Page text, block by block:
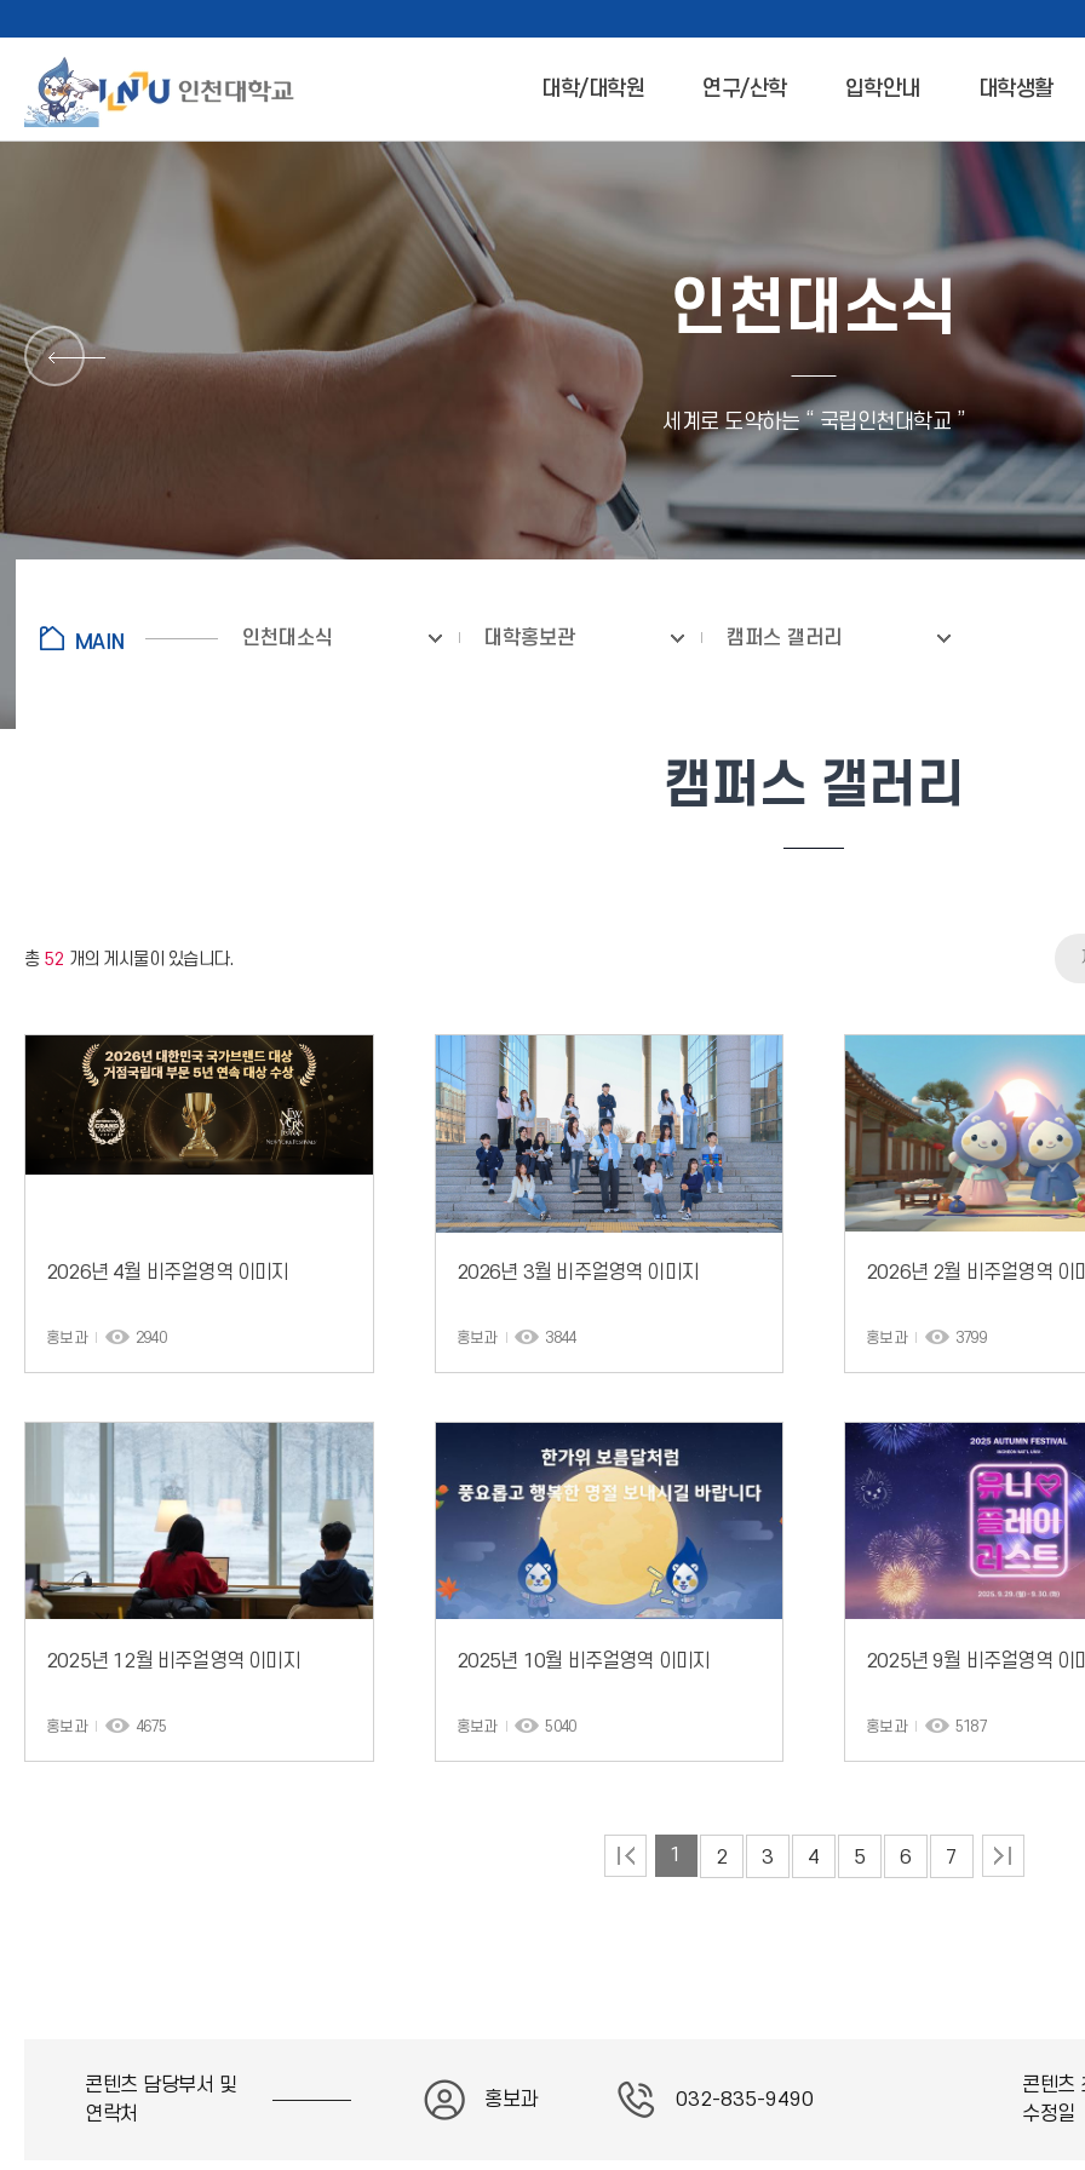
대학/대학원 연구/산학 입학안내 대학생활
인천대소식
세계로 도약하는 “ 국립인천대학교 ”
인천대소식 대학홍보관 캠퍼스 갤러리
캠퍼스 갤러리
총 52 개의 게시물이 있습니다.
2026년 4월 비주얼영역 이미지
홍보과 2940
2026년 3월 비주얼영역 이미지
홍보과 3844
2026년 2월 비주얼영역 이
홍보과 3799
2025년 12월 비주얼영역 이미지
홍보과 4675
2025년 10월 비주얼영역 이미지
홍보과 5040
2025년 9월 비주얼영역 이
홍보과 5187
1 2 3 4 5 6 7
콘텐츠 담당부서 및
연락처
홍보과 032-835-9490
콘텐츠
수정일